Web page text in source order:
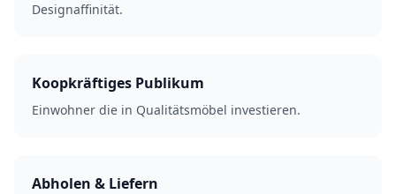
Designaffinität.
Koopkräftiges Publikum
Einwohner die in Qualitätsmöbel investieren.
Abholen & Liefern